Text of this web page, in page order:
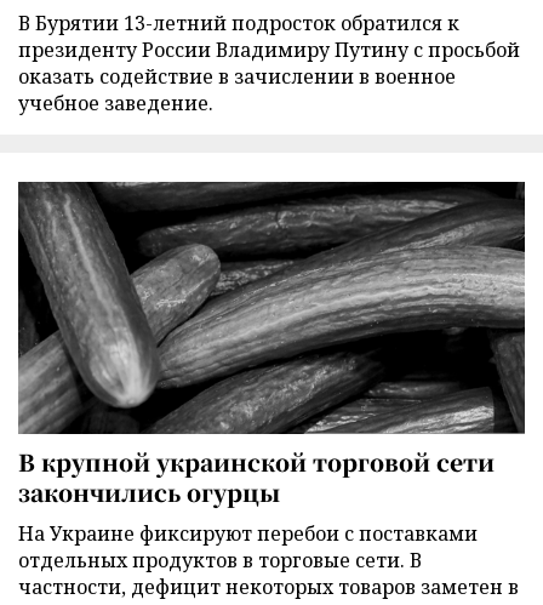
В Бурятии 13-летний подросток обратился к
президенту России Владимиру Путину с просьбой
оказать содействие в зачислении в военное
учебное заведение.
В крупной украинской торговой сети
закончились огурцы
На Украине фиксируют перебои с поставками
отдельных продуктов в торговые сети. В
частности, дефицит некоторых товаров заметен в